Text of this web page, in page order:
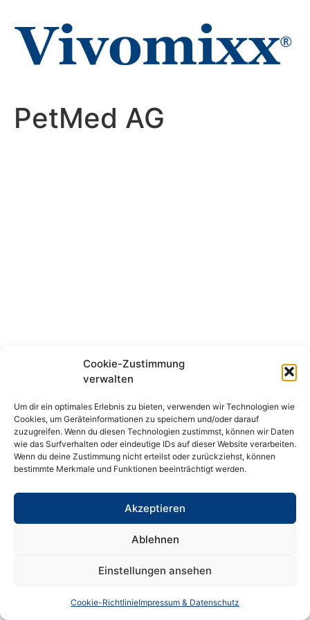
Cookie-Zustimmung
verwalten
Um dir ein optimales Erlebnis zu bieten, verwenden wir Technologien wie
Cookies, um Geräteinformationen zu speichern und/oder darauf
zuzugreifen. Wenn du diesen Technologien zustimmst, können wir Daten
wie das Surfverhalten oder eindeutige IDs auf dieser Website verarbeiten.
Wenn du deine Zustimmung nicht erteilst oder zurückziehst, können
bestimmte Merkmale und Funktionen beeinträchtigt werden.
Akzeptieren
Ablehnen
Einstellungen ansehen
Cookie-RichtlinieImpressum & Datenschutz
contenu
PetMed AG